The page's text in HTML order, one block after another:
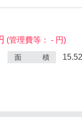
(管理費等： - 円)
面 積